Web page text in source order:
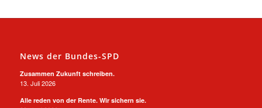
News der Bundes-SPD
Zusammen Zukunft schreiben.
13. Juli 2026
Alle reden von der Rente. Wir sichern sie.